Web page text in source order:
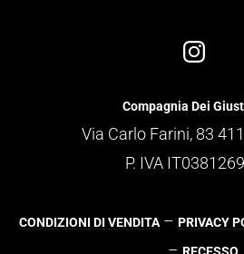
Compagnia Dei
Via Carlo Farini, 83
P. IVA
CONDIZIONI DI VENDITA – PRIVACY
–